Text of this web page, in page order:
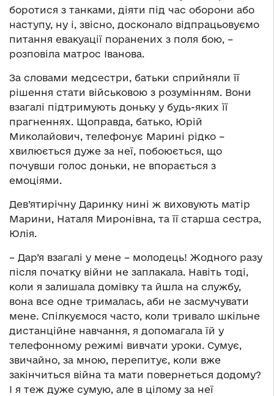
боротися з танками, діяти під час оборони або
наступу, ну і, звісно, досконало відпрацьовуємо
питання евакуації поранених з поля бою, –
розповіла матрос Іванова.
За словами медсестри, батьки сприйняли її
рішення стати військовою з розумінням. Вони
взагалі підтримують доньку у будь-яких її
прагненнях. Щоправда, батько, Юрій
Миколайович, телефонує Марині рідко –
хвилюється дуже за неї, побоюється, що
почувши голос доньки, не впорається з
емоціями.
Дев’ятирічну Даринку нині ж виховують матір
Марини, Наталя Миронівна, та її старша сестра,
Юлія.
– Дар’я взагалі у мене – молодець! Жодного разу
після початку війни не заплакала. Навіть тоді,
коли я залишала домівку та йшла на службу,
вона все одне трималась, аби не засмучувати
мене. Спілкуємося часто, коли тривало шкільне
дистанційне навчання, я допомагала їй у
телефонному режимі вивчати уроки. Сумує,
звичайно, за мною, перепитує, коли вже
закінчиться війна та мати повернеться додому?
І я теж дуже сумую, але в цілому за неї